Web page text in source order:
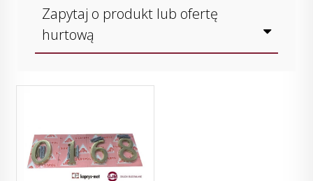
Zapytaj o produkt lub ofertę
hurtową